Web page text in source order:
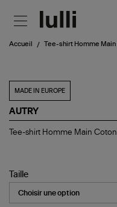
Accueil Tee-shirt Homme Main
MADE IN EUROPE
AUTRY
Tee-
Coton
Dk
Mel
Tee-shirt Homme Main
Taille